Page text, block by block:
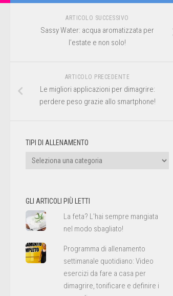
ARTICOLO SUCCESSIVO
Sassy Water: acqua aromatizzata per
l’estate e non solo!
ARTICOLO PRECEDENTE
Le migliori applicazioni per dimagrire:
perdere peso grazie allo smartphone!
TIPI DI ALLENAMENTO
Tipi
GLI ARTICOLI PIÙ LETTI
La feta? L'hai sempre mangiata
nel modo sbagliato!
Programma di allenamento
settimanale quotidiano: Video
esercizi da fare a casa per
dimagrire, tonificare e definire i